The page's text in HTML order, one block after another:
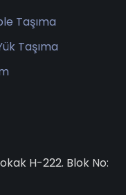
Taşıma
Taşıma
H-222. Blok No: